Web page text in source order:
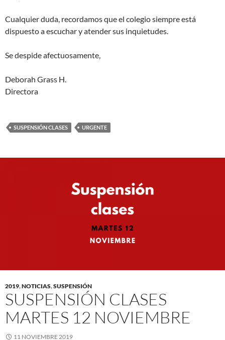
Cualquier duda, recordamos que el colegio siempre está
dispuesto a escuchar y atender sus inquietudes.
Se despide afectuosamente,
Deborah Grass H.
Directora
SUSPENSIÓN CLASES URGENTE
2019,NOTICIAS,SUSPENSIÓN
SUSPENSIÓN CLASES
MARTES 12 NOVIEMBRE
11 NOVIEMBRE 2019